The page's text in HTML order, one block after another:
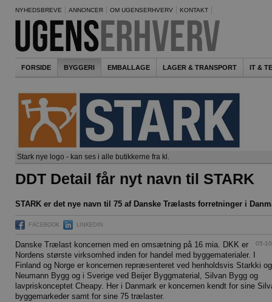
NYHEDSBREVE ANNONCER OM UGENSERHVERV KONTAKT
FORSIDE BYGGERI EMBALLAGE LAGER & TRANSPORT IT &
Stark nye logo - kan ses i alle butikkerne fra kl.
DDT Detail får nyt navn til STARK
STARK er det nye navn til 75 af Danske Trælasts forretninger i
FACEBOOK LINKEDIN
05-
Danske Trælast koncernen med en omsætning på 16 mia. DKK er
Nordens største virksomhed inden for handel med byggematerialer. I
Finland og Norge er koncernen repræsenteret ved henholdsvis Starkki og
Neumann Bygg og i Sverige ved Beijer Byggmaterial, Silvan Bygg og
lavpriskonceptet Cheapy. Her i Danmark er koncernen kendt for sine
byggemarkeder samt for sine 75 trælaster.